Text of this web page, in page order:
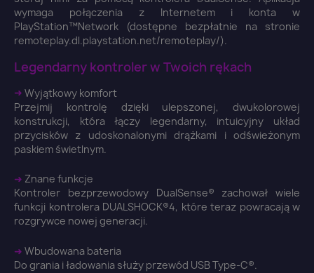
wymaga połączenia z Internetem i konta w
PlayStation™Network (dostępne bezpłatnie na stronie
remoteplay.dl.playstation.net/remoteplay/).
Legendarny kontroler w Twoich rękach
➜ Wyjątkowy komfort
Przejmij kontrolę dzięki ulepszonej, dwukolorowej
konstrukcji, która łączy legendarny, intuicyjny układ
przycisków z udoskonalonymi drążkami i odświeżonym
paskiem świetlnym.
➜ Znane funkcje
Kontroler bezprzewodowy DualSense® zachował wiele
funkcji kontrolera DUALSHOCK®4, które teraz powracają w
rozgrywce nowej generacji.
➜ Wbudowana bateria
Do grania i ładowania służy przewód USB Type-C®.
You need to be logged in to save products in your
wish list.
Anuluj